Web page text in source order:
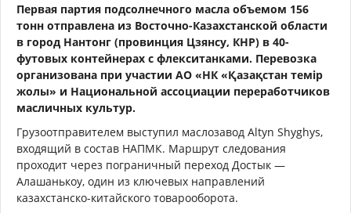
Первая партия подсолнечного масла объемом 156
тонн отправлена из Восточно-Казахстанской области
в город Нантонг (провинция Цзянсу, КНР) в 40-
футовых контейнерах с флекситанками. Перевозка
организована при участии АО «НК «Қазақстан темір
жолы» и Национальной ассоциации переработчиков
масличных культур.
Грузоотправителем выступил маслозавод Altyn Shyghys,
входящий в состав НАПМК. Маршрут следования
проходит через пограничный переход Достык —
Алашанькоу, один из ключевых направлений
казахстанско-китайского товарооборота.